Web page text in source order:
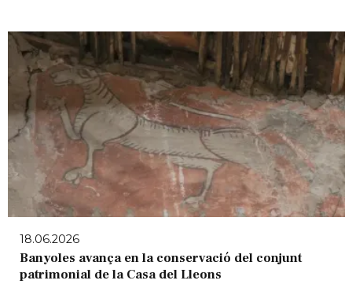
18.06.2026
Banyoles avança en la conservació del conjunt
patrimonial de la Casa del Lleons